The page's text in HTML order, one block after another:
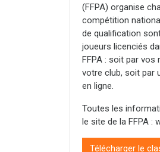
(FFPA) organise
compétition
de qualification
joueurs licenciés
FFPA : soit par vos
votre club, soit par
en ligne.
Toutes les
le site de la FFPA :
Télécharger le